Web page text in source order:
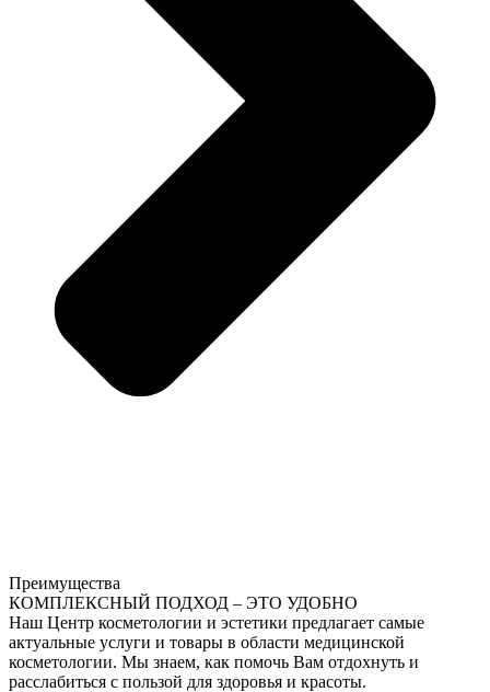
Преимущества
КОМПЛЕКСНЫЙ ПОДХОД – ЭТО УДОБНО
Наш Центр косметологии и эстетики предлагает самые
актуальные услуги и товары в области медицинской
косметологии. Мы знаем, как помочь Вам отдохнуть и
расслабиться с пользой для здоровья и красоты.